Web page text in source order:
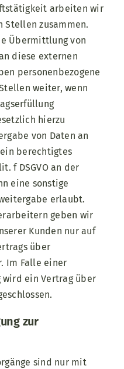
arbeiten wir
Stellen zusammen.
Übermittlung von
diese externen
personenbezogene
weiter, wenn
hierzu
von Daten an
berechtigtes
f DSGVO an der
eine sonstige
erlaubt.
geben wir
Kunden nur auf
über
Im Falle einer
wird ein Vertrag über
zur
sind nur mit